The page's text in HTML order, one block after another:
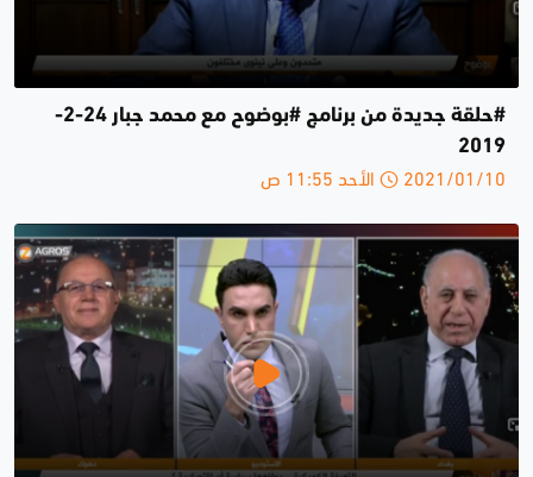
#حلقة جديدة من برنامج #بوضوح مع محمد جبار 24-2-
2019
2021/01/10 الأحد 11:55 ص